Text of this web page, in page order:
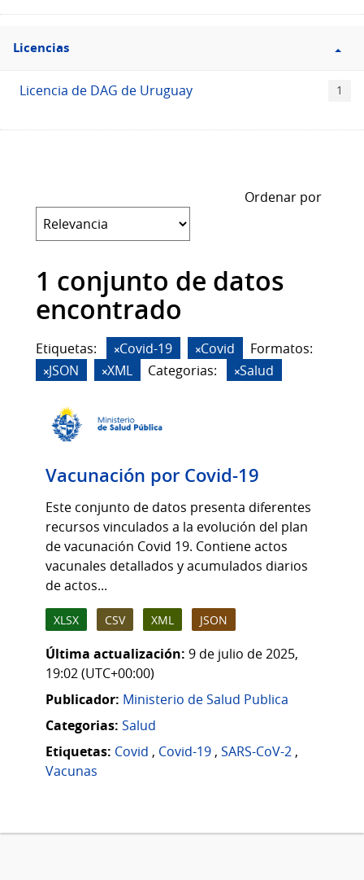
Filtro
Licencias
Licencias
Licencia de DAG de Uruguay 1
Ordenar por
1 conjunto de datos
encontrado
Etiquetas: Covid-19 Covid
Formatos:
JSON
XML Categorias: Salud
Vacunación por Covid-19
Este conjunto de datos presenta diferentes
recursos vinculados a la evolución del plan
de vacunación Covid 19. Contiene actos
vacunales detallados y acumulados diarios
de actos...
XLSX CSV XML JSON
Última actualización: 9 de julio de 2025,
19:02 (UTC+00:00)
Publicador: Ministerio de Salud Publica
Categorias: Salud
Etiquetas: Covid , Covid-19 , SARS-CoV-2 ,
Vacunas